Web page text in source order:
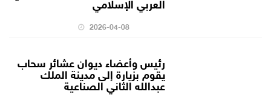
2026-04-08
رئيس وأعضاء ديوان عشائر سحاب
يقوم بزيارة إلى مدينة الملك
عبدالله الثاني الصناعية